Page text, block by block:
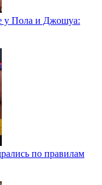
у Пола и Джошуа:
по правилам